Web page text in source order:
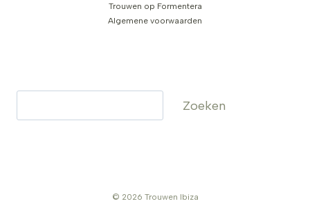
Trouwen op Formentera
Algemene voorwaarden
Zoeken
© 2026 Trouwen Ibiza